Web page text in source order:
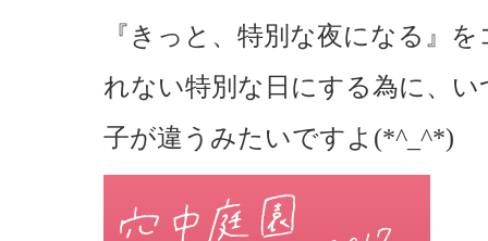
『きっと、特別な夜になる』
れない特別な日にする為に、
子が違うみたいですよ(*^_^*)